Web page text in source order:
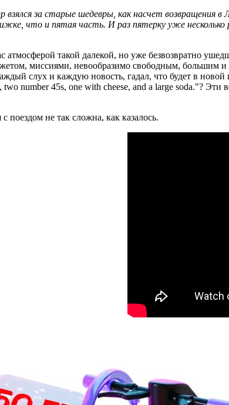
за старые шедевры, как насчет возвращения
что и пятая часть. И раз пятерку уже
атмосферой такой далекой, но уже безвозвратно
миссиями, невообразимо свободным, большим
слух и каждую новость, гадал, что будет в
number 45s, one with cheese, and a large soda."?
поездом не так сложна, как казалось.